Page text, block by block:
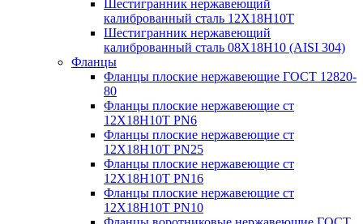
Шестигранник нержавеющий
калиброванный сталь 12Х18Н10Т
Шестигранник нержавеющий
калиброванный сталь 08Х18Н10 (AISI 304)
Фланцы
Фланцы плоские нержавеющие ГОСТ 12820-
80
Фланцы плоские нержавеющие ст
12Х18Н10Т PN6
Фланцы плоские нержавеющие ст
12Х18Н10Т PN25
Фланцы плоские нержавеющие ст
12Х18Н10Т PN16
Фланцы плоские нержавеющие ст
12Х18Н10Т PN10